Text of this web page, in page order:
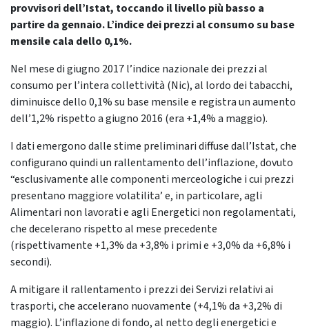
provvisori dell’Istat, toccando il livello più basso a
partire da gennaio. L’indice dei prezzi al consumo su base
mensile cala dello 0,1%.
Nel mese di giugno 2017 l’indice nazionale dei prezzi al
consumo per l’intera collettività (Nic), al lordo dei tabacchi,
diminuisce dello 0,1% su base mensile e registra un aumento
dell’1,2% rispetto a giugno 2016 (era +1,4% a maggio).
I dati emergono dalle stime preliminari diffuse dall’Istat, che
configurano quindi un rallentamento dell’inflazione, dovuto
“esclusivamente alle componenti merceologiche i cui prezzi
presentano maggiore volatilita’ e, in particolare, agli
Alimentari non lavorati e agli Energetici non regolamentati,
che decelerano rispetto al mese precedente
(rispettivamente +1,3% da +3,8% i primi e +3,0% da +6,8% i
secondi).
A mitigare il rallentamento i prezzi dei Servizi relativi ai
trasporti, che accelerano nuovamente (+4,1% da +3,2% di
maggio). L’inflazione di fondo, al netto degli energetici e